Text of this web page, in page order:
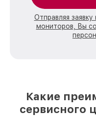
Отправляя
мониторов, Вы
Какие
сервисного